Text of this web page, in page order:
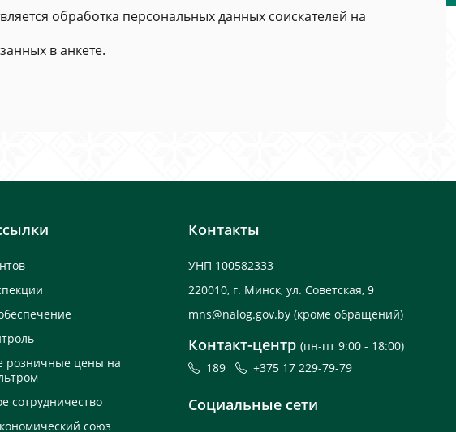
обработка персональных данных соискателей на
в анкете.
розничные цены на
сотрудничество
союз
Контакты
УНП 100582333
220010, г. Минск, ул. Советская, 9
mns@nalog.gov.by (кроме обращений)
Контакт-центр (пн-пт 9:00 - 18:00)
189
+375 17 229-79-79
Социальные сети